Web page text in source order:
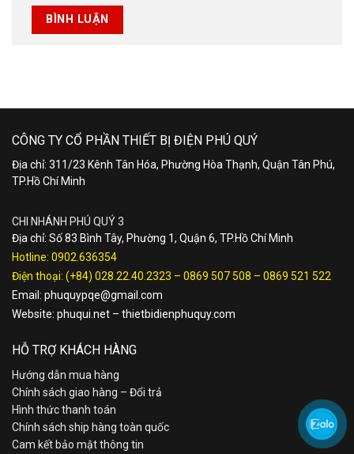
CÔNG TY CỔ PHẦN THIẾT BỊ ĐIỆN PHÚ QUÝ
Địa chỉ: 311/23 Kênh Tân Hóa, Phường Hòa Thạnh, Quận Tân Phú,
TP.Hồ Chí Minh
CHI NHÁNH PHÚ QUÝ 3
Địa chỉ: Số 83 Bình Tây, Phường 1, Quận 6, TP.Hồ Chí Minh
Hotline: 0902.636354
Điện thoại: (+84) 028.22.40.2323 – 0869 507 508 – 0869 521 522
Email: phuquypqe@gmail.com
Website: phuqui.net – thietbidienphuquy.com
HỖ TRỢ KHÁCH HÀNG
Hướng dẫn mua hàng
Chính sách giao hàng – Đổi trả
Hình thức thanh toán
Chính sách ship hàng toàn quốc
Cam kết bảo mật thông tin